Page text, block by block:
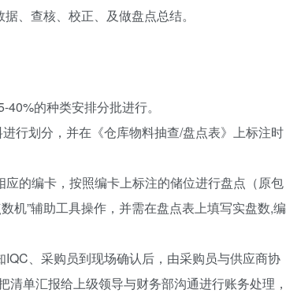
、查核、校正、及做盘点总结。
的种类安排分批进行。
行划分，并在《仓库物料抽查/盘点表》上标注时
的编卡，按照编卡上标注的储位进行盘点（原包
机”辅助工具操作，并需在盘点表上填写实盘数,编
、采购员到现场确认后，由采购员与供应商协
单汇报给上级领导与财务部沟通进行账务处理，